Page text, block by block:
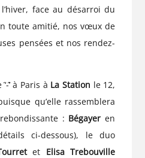
face au désarroi du
toute amitié, nos vœux de
pensées et nos rendez-
̂’ à Paris à La Station le 12,
qu’elle rassemblera
: Bégayer en
ci-dessous), le duo
et Elisa Trebouville